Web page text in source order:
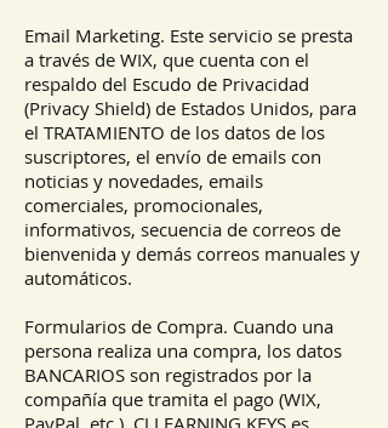
Email Marketing. Este servicio se presta
a través de WIX, que cuenta con el
respaldo del Escudo de Privacidad
(Privacy Shield) de Estados Unidos, para
el TRATAMIENTO de los datos de los
suscriptores, el envío de emails con
noticias y novedades, emails
comerciales, promocionales,
informativos, secuencia de correos de
bienvenida y demás correos manuales y
automáticos.
Formularios de Compra. Cuando una
persona realiza una compra, los datos
BANCARIOS son registrados por la
compañía que tramita el pago (WIX,
PayPal, etc.), CJ LEARNING KEYS es